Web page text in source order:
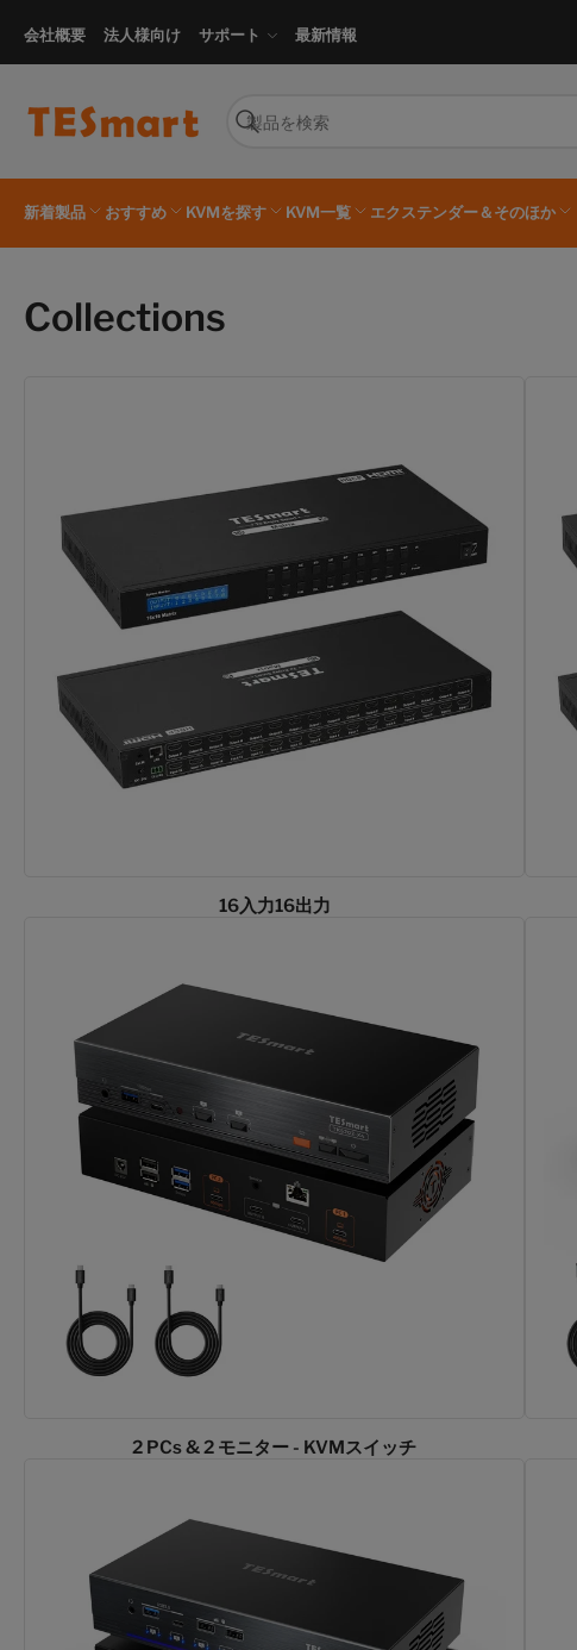
会社概要 法人様向け サポート 最新情報
品検
新着製品 おすすめ KVMを探す KVM一覧 エクステンダー＆そのほか
Collections
16入力16出力
2 PCs & 2 モニター - KVMスイッチ